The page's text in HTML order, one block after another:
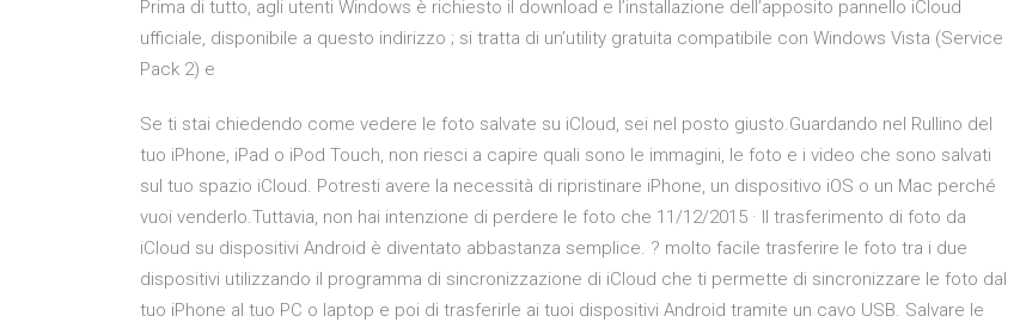
Prima di tutto, agli utenti Windows è richiesto il download e l’installazione dell’apposito pannello iCloud
ufficiale, disponibile a questo indirizzo ; si tratta di un’utility gratuita compatibile con Windows Vista (Service
Pack 2) e
Se ti stai chiedendo come vedere le foto salvate su iCloud, sei nel posto giusto.Guardando nel Rullino del
tuo iPhone, iPad o iPod Touch, non riesci a capire quali sono le immagini, le foto e i video che sono salvati
sul tuo spazio iCloud. Potresti avere la necessità di ripristinare iPhone, un dispositivo iOS o un Mac perché
vuoi venderlo.Tuttavia, non hai intenzione di perdere le foto che 11/12/2015 · Il trasferimento di foto da
iCloud su dispositivi Android è diventato abbastanza semplice. ? molto facile trasferire le foto tra i due
dispositivi utilizzando il programma di sincronizzazione di iCloud che ti permette di sincronizzare le foto dal
tuo iPhone al tuo PC o laptop e poi di trasferirle ai tuoi dispositivi Android tramite un cavo USB. Salvare le